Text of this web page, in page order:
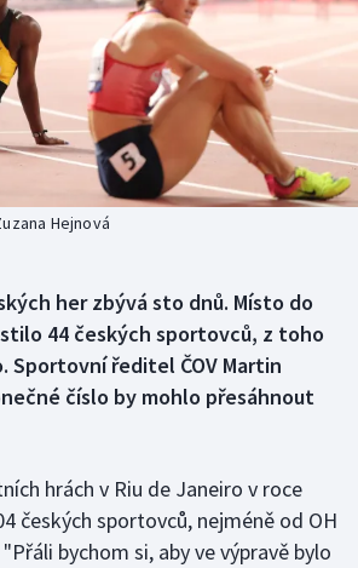
Hejnová
her zbývá sto dnů. Místo do
44 českých sportovců, z toho
Sportovní ředitel ČOV Martin
číslo by mohlo přesáhnout
hrách v Riu de Janeiro v roce
českých sportovců, nejméně od OH
bychom si, aby ve výpravě bylo